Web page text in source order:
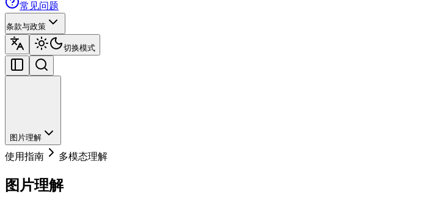
常见问题
条款与政策
切换模式
图片理解
使用指南 多模态理解
图片理解